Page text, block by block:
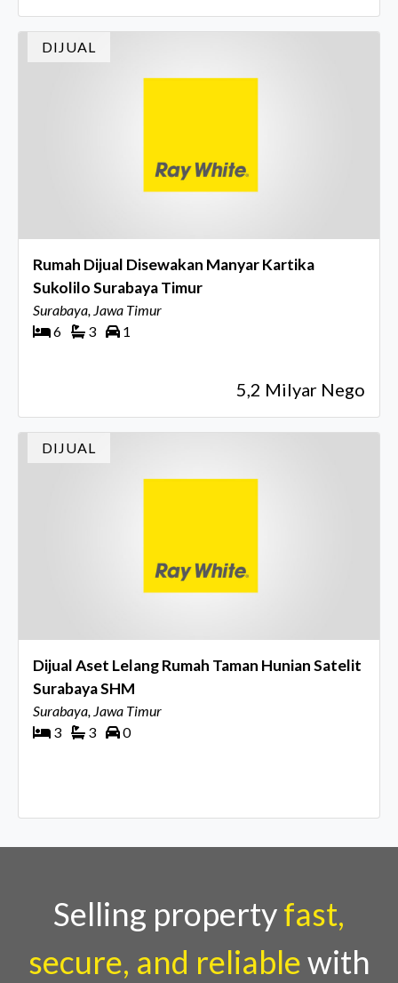
DIJUAL
Rumah Dijual Disewakan Manyar Kartika
Sukolilo Surabaya Timur
Surabaya, Jawa Timur
6
3 1
5,2 Milyar Nego
DIJUAL
Dijual Aset Lelang Rumah Taman Hunian Satelit
Surabaya SHM
Surabaya, Jawa Timur
3
3 0
Selling propertyfast,
secure, and reliablewith